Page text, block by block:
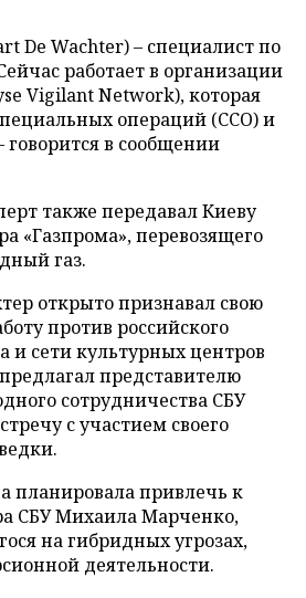
De Wachter) – специалист по
работает в организации
Vigilant Network), которая
операций (ССО) и
в сообщении
также передавал Киеву
«Газпрома», перевозящего
газ.
открыто признавал свою
против российского
и сети культурных центров
представителю
сотрудничества СБУ
с участием своего
планировала привлечь к
СБУ Михаила Марченко,
на гибридных угрозах,
деятельности.